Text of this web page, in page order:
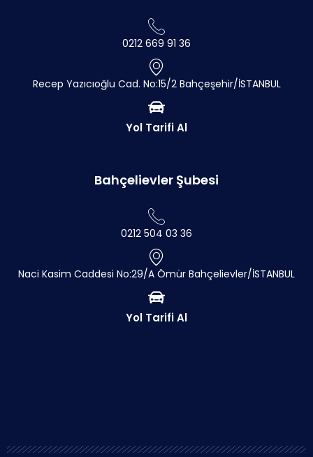
0212 669 91 36
Recep Yazıcıoğlu Cad. No:15/2 Bahçeşehir/İSTANBUL
Yol Tarifi Al
Bahçelievler Şubesi
0212 504 03 36
Naci Kasim Caddesi No:29/A Ömür Bahçelievler/İSTANBUL
Yol Tarifi Al